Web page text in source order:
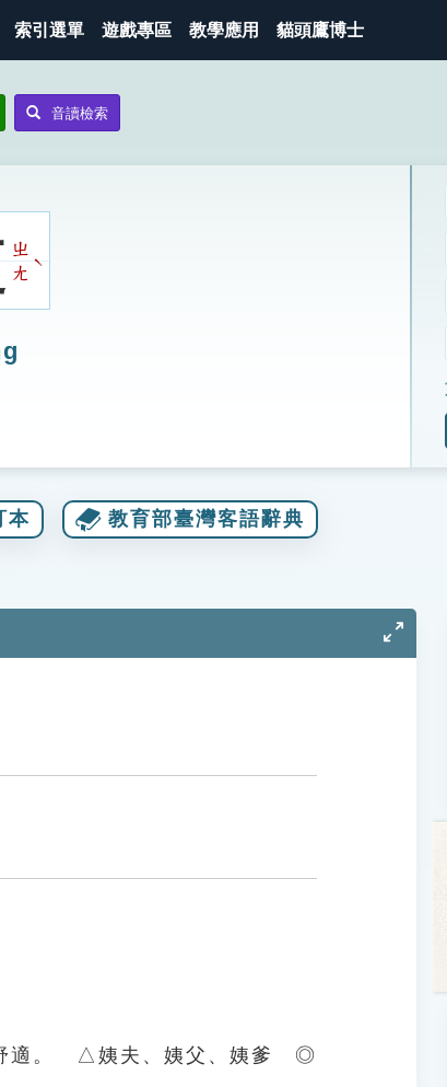
索引選單 遊戲專區 教學應用 貓頭鷹博士
音讀檢索
ㄓ
ㄤ
ˋ
本 教育部臺灣客語辭典
舒適。 △姨夫、姨父、姨爹 ◎